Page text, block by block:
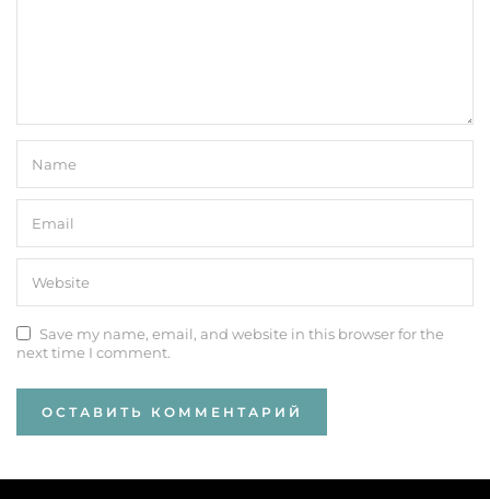
Save my name, email, and website in this browser for the
next time I comment.